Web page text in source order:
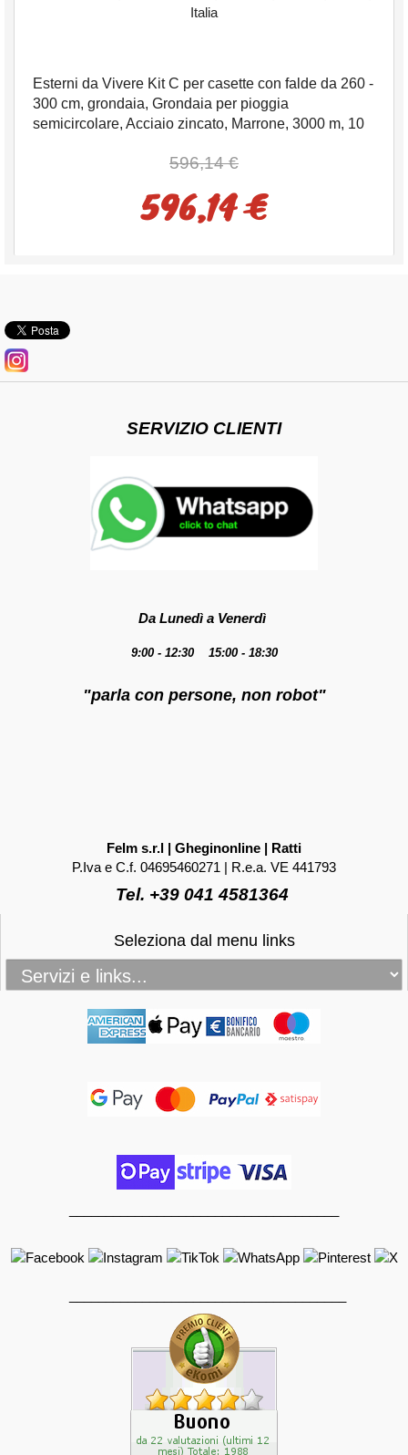
Esterni da Vivere Kit C per casette con falde da 260 -
300 cm, grondaia, Grondaia per pioggia
semicircolare, Acciaio zincato, Marrone, 3000 m, 10
596,14 €
596,14 €
SERVIZIO CLIENTI
Da Lunedì a Venerdì
9:00 - 12:30 15:00 - 18:30
"parla con persone, non robot"
Felm s.r.l | Gheginonline | Ratti
P.Iva e C.f. 04695460271 | R.e.a. VE 441793
Tel. +39 041 4581364
Seleziona dal menu links